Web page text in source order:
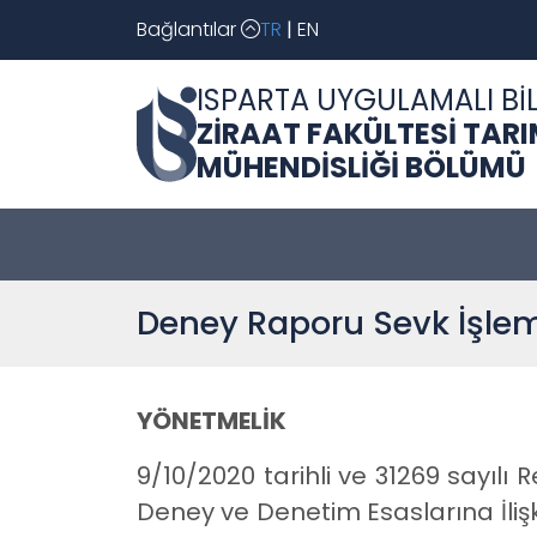
Bağlantılar TR | EN
ISPARTA UYGULAMALI
ZİRAAT FAKÜLTESİ
MÜHENDİSLİĞİ BÖLÜMÜ
Deney Raporu Sevk
YÖNETMELİK
9/10/2020 tarihli ve 31269 sayılı
Deney ve Denetim Esaslarına